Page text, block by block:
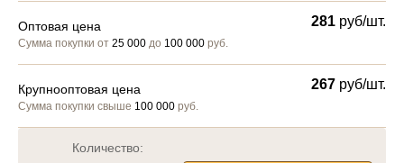
Оптовая цена
Сумма покупки от 25 000 до 100 000 руб.
281 руб/шт.
Крупнооптовая цена
Сумма покупки свыше 100 000 руб.
267 руб/шт.
Количество: